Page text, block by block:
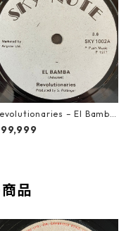
– El Bamba
21855】
品